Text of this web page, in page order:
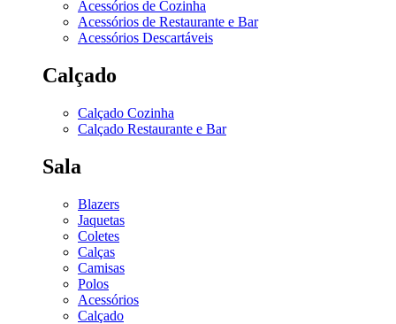
Acessórios de Cozinha
Acessórios de Restaurante e Bar
Acessórios Descartáveis
Calçado
Calçado Cozinha
Calçado Restaurante e Bar
Sala
Blazers
Jaquetas
Coletes
Calças
Camisas
Polos
Acessórios
Calçado